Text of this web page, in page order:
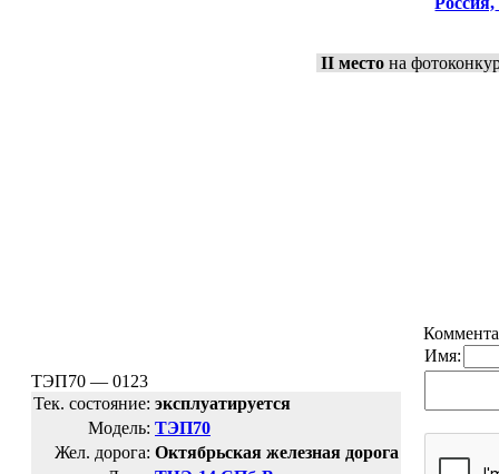
II место на
ТЭП70 — 0123
Тек. состояние: эксплуатируется
Модель: ТЭП70
Жел. дорога: Октябрьская железная дорога
Имя: